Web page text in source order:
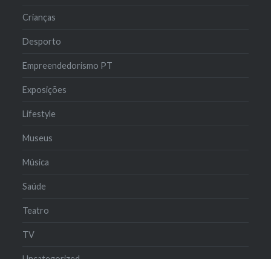
Crianças
Desporto
Empreendedorismo PT
Exposições
Lifestyle
Museus
Música
Saúde
Teatro
TV